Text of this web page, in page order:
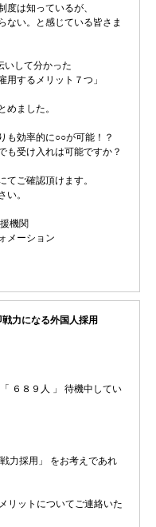
は知っているが、
い。と感じている皆さま
して分かった
するメリット７つ」
ました。
効率的に○○が可能！？
受け入れは可能ですか？
ご確認頂けます。
。
機関
メーション
戦力になる外国人採用
６８９人 」 待機中してい
力採用」 をお考えであれ
リットについてご連絡いた